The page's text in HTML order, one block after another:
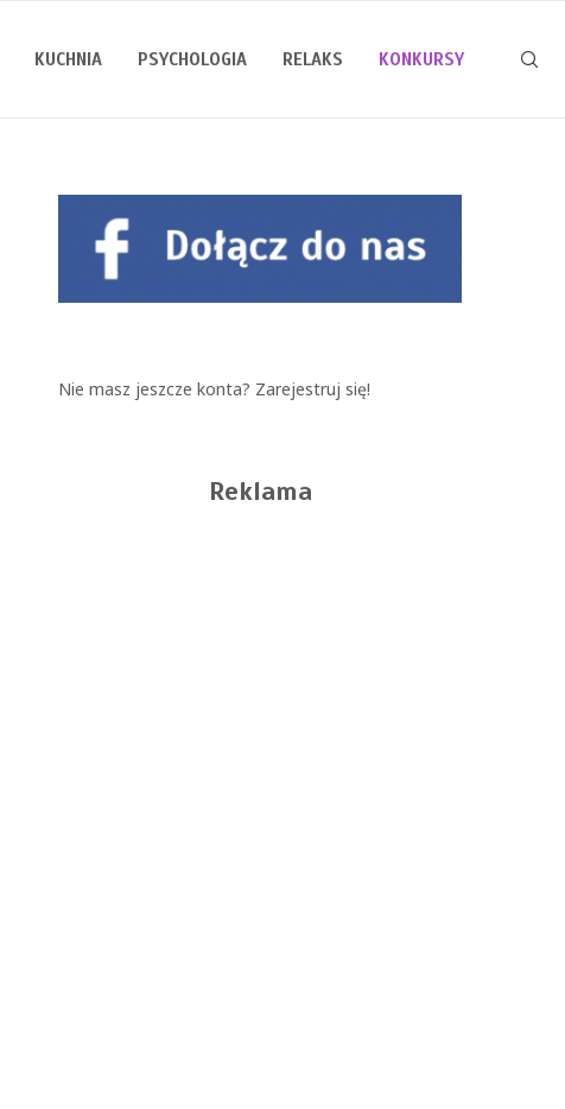
KUCHNIA PSYCHOLOGIA RELAKS KONKURSY
Nie masz jeszcze konta? Zarejestruj się!
Reklama